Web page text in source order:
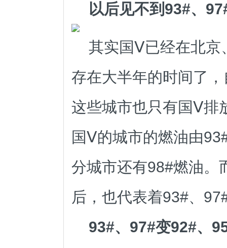
以后见不到93#、
其实国Ⅴ已经在北京
存在大半年的时间了
这些城市也只有国Ⅴ排
国Ⅴ的城市的燃油由
分城市还有98#燃油。
后，也代表着93#、
93#、97#变92#、